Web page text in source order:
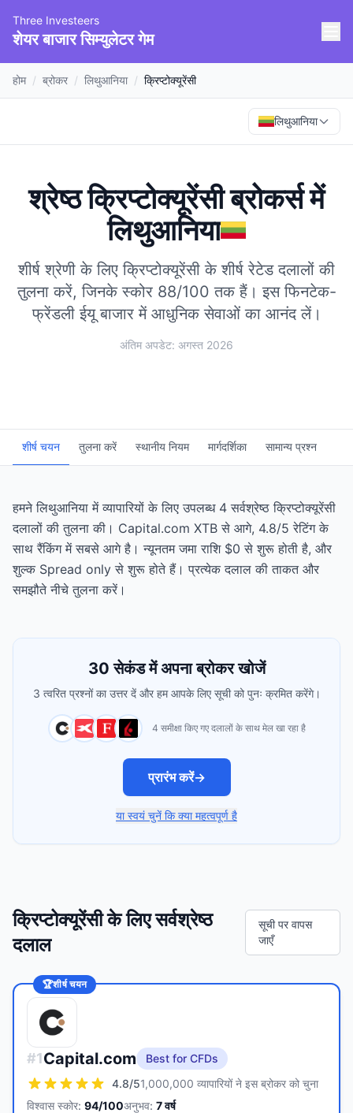
Three Investeers
शेयर बाजार सिम्युलेटर गेम
होम / ब्रोकर / लिथुआनिया / क्रिप्टोक्यूरेंसी
लिथुआनिया
श्रेष्ठ क्रिप्टोक्यूरेंसी ब्रोकर्समें
लिथुआनिया
शीर्ष श्रेणी के लिए क्रिप्टोक्यूरेंसी के शीर्ष रेटेड दलालों की
तुलना करें, जिनके स्कोर 88/100 तक हैं। इस फिनटेक-
फ्रेंडली ईयू बाजार में आधुनिक सेवाओं का आनंद लें।
अंतिम अपडेट: अगस्त 2026
शीर्ष चयन तुलना करें स्थानीय नियम मार्गदर्शिका सामान्य प्रश्न
हमने लिथुआनिया में व्यापारियों के लिए उपलब्ध 4 सर्वश्रेष्ठ क्रिप्टोक्यूरेंसी
दलालों की तुलना की। Capital.com XTB से आगे, 4.8/5 रेटिंग के
साथ रैंकिंग में सबसे आगे है। न्यूनतम जमा राशि $0 से शुरू होती है, और
शुल्क Spread only से शुरू होते हैं। प्रत्येक दलाल की ताकत और
समझौते नीचे तुलना करें।
30 सेकंड में अपना ब्रोकर खोजें
3 त्वरित प्रश्नों का उत्तर दें और हम आपके लिए सूची को पुनः क्रमित करेंगे।
4 समीक्षा किए गए दलालों के साथ मेल खा रहा है
प्रारंभ करें→
या स्वयं चुनें कि क्या महत्वपूर्ण है
क्रिप्टोक्यूरेंसी के लिए सर्वश्रेष्ठ
दलाल
सूची पर वापस
जाएँ
🏆शीर्ष चयन
#1Capital.com
Best for CFDs
4.8/51,000,000 व्यापारियों ने इस ब्रोकर को चुना
विश्वास स्कोर: 94/100अनुभव: 7वर्ष